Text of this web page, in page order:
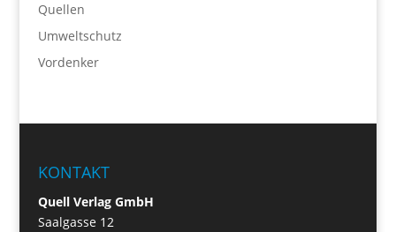
Quellen
Umweltschutz
Vordenker
KONTAKT
Quell Verlag GmbH
Saalgasse 12